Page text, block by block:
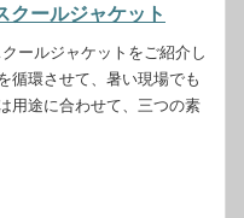
ールジャケット
ールジャケットをご紹介し
循環させて、暑い現場でも
用途に合わせて、三つの素